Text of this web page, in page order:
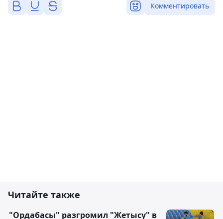
Комментировать
Читайте также
"Ордабасы" разгромил "Жетысу" в